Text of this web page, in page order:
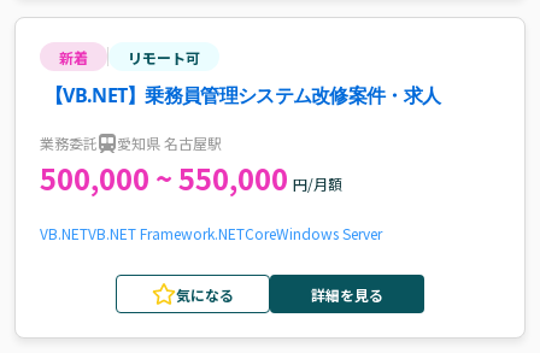
新着 リモート可
【VB.NET】乗務員管理システム改修案件・求人
業務委託 愛知県 名古屋駅
500,000 ~ 550,000 円/月額
VB.NETVB.NET Framework.NETCoreWindows Server
気になる 詳細を見る